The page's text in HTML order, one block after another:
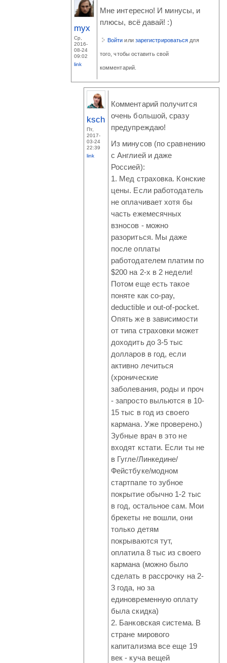
myx
Ср,
2016-
08-24
09:02
link
Мне интересно! И минусы, и
плюсы, всё давай! :)
Войти или зарегистрироваться для
того, чтобы оставить свой
комментарий.
ksch
Пт,
2017-
03-24
22:39
link
Комментарий получится
очень большой, сразу
предупреждаю!
Из минусов (по сравнению
с Англией и даже
Россией):
1. Мед страховка. Конские
цены. Если работодатель
не оплачивает хотя бы
часть ежемесячных
взносов - можно
разориться. Мы даже
после оплаты
работодателем платим по
$200 на 2-х в 2 недели!
Потом еще есть такое
поняте как co-pay,
deductible и out-of-pocket.
Опять же в зависимости
от типа страховки может
доходить до 3-5 тыс
долларов в год, если
активно лечиться
(хронические
заболевания, роды и проч
- запросто выльются в 10-
15 тыс в год из своего
кармана. Уже проверено.)
Зубные врач в это не
входят кстати. Если ты не
в Гугле/Линкедине/
Фейстбуке/модном
стартпапе то зубное
покрытие обычно 1-2 тыс
в год, остальное сам. Мои
брекеты не вошли, они
только детям
покрываются тут,
оплатила 8 тыс из своего
кармана (можно было
сделать в рассрочку на 2-
3 года, но за
единовременную оплату
была скидка)
2. Банковская система. В
стране мирового
капитализма все еще 19
век - куча вещей